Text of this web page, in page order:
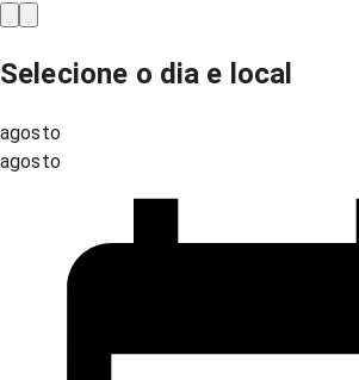
Selecione o dia e local
agosto
agosto